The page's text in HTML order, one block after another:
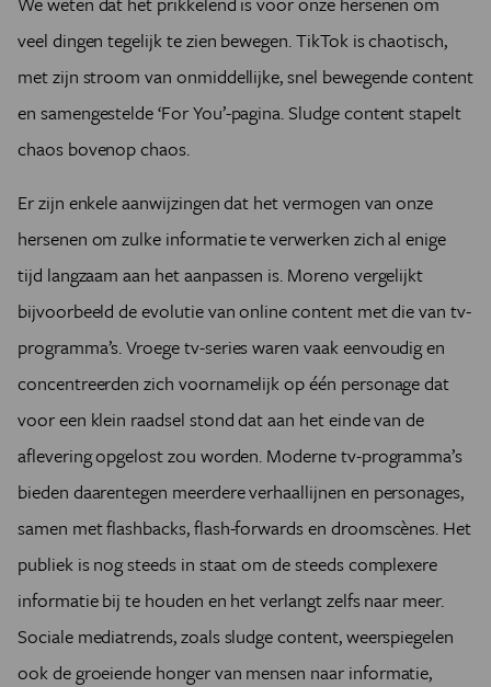
veel dingen tegelijk te zien bewegen. TikTok is chaotisch,
met zijn stroom van onmiddellijke, snel bewegende content
en samengestelde ‘For You’-pagina. Sludge content stapelt
chaos bovenop chaos.
Er zijn enkele aanwijzingen dat het vermogen van onze
hersenen om zulke informatie te verwerken zich al enige
tijd langzaam aan het aanpassen is. Moreno vergelijkt
bijvoorbeeld de evolutie van online content met die van tv-
programma’s. Vroege tv-series waren vaak eenvoudig en
concentreerden zich voornamelijk op één personage dat
voor een klein raadsel stond dat aan het einde van de
aflevering opgelost zou worden. Moderne tv-programma’s
bieden daarentegen meerdere verhaallijnen en personages,
samen met flashbacks, flash-forwards en droomscènes. Het
publiek is nog steeds in staat om de steeds complexere
informatie bij te houden en het verlangt zelfs naar meer.
Sociale mediatrends, zoals sludge content, weerspiegelen
ook de groeiende honger van mensen naar informatie,